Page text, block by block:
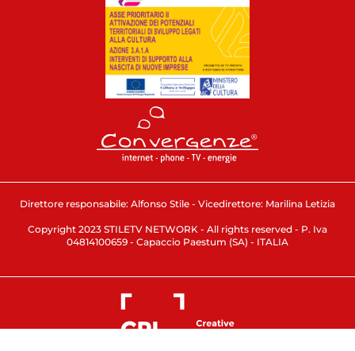
Direttore responsabile: Alfonso Stile - Vicedirettore: Marilina Letizia
Copyright 2023 STILETV NETWORK - All rights reserved - P. Iva
04814100659 - Capaccio Paestum (SA) - ITALIA